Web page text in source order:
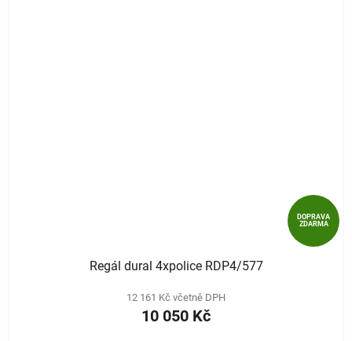
DOPRAVA
ZDARMA
Regál dural 4xpolice RDP4/577
12 161 Kč včetně DPH
10 050 Kč